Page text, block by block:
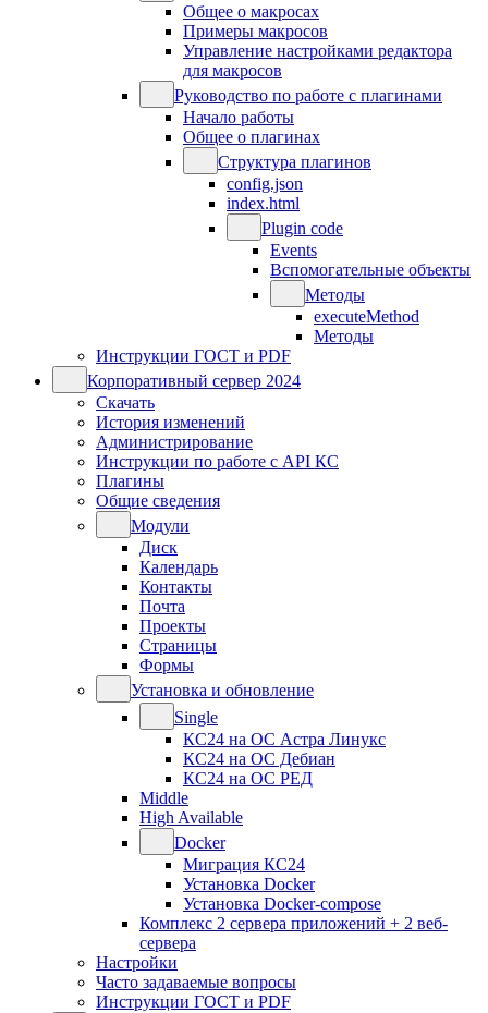
Общее о макросах
Примеры макросов
Управление настройками редактора
для макросов
Руководство по работе с плагинами
Начало работы
Общее о плагинах
Структура плагинов
config.json
index.html
Plugin code
Events
Вспомогательные объекты
Методы
executeMethod
Методы
Инструкции ГОСТ и PDF
Корпоративный сервер 2024
Скачать
История изменений
Администрирование
Инструкции по работе с API КС
Плагины
Общие сведения
Модули
Диск
Календарь
Контакты
Почта
Проекты
Страницы
Формы
Установка и обновление
Single
КС24 на ОС Астра Линукс
КС24 на ОС Дебиан
КС24 на ОС РЕД
Middle
High Available
Docker
Миграция КС24
Установка Docker
Установка Docker-compose
Комплекс 2 сервера приложений + 2 веб-
сервера
Настройки
Часто задаваемые вопросы
Инструкции ГОСТ и PDF